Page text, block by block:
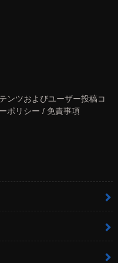
ンツおよびユーザー投稿コ
ポリシー / 免責事項